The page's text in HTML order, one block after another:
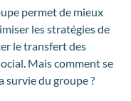
permet de mieux
les stratégies de
le transfert des
Mais comment se
survie du groupe ?